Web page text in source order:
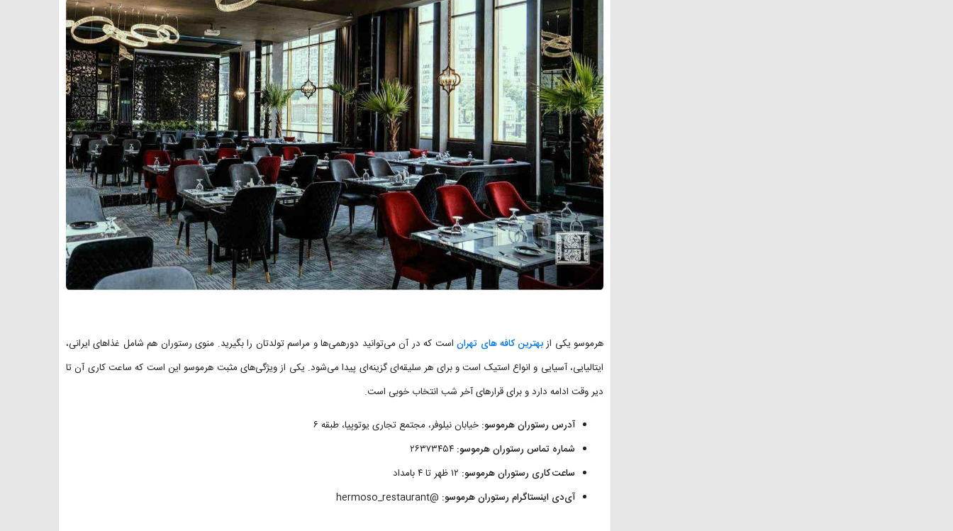
هرموسو یکی ازبهترین کافه های تهراناست که در آن می‌توانید دورهمی‌ها و مراسم تولدتان را بگیرید. منوی رستوران هم شامل غذاهای ایرانی،
ایتالیایی، آسیایی و انواع استیک است و برای هر سلیقه‌ای گزینه‌ای پیدا می‌شود. یکی از ویژگی‌های مثبت هرموسو این است که ساعت کاری آن تا
دیر وقت ادامه دارد و برای قرارهای آخر شب انتخاب خوبی است.
آدرس رستوران هرموسو: خیابان نیلوفر، مجتمع تجاری یوتوپیا، طبقه ۶
شماره تماس رستوران هرموسو:
ساعت کاری رستوران هرموسو:
آی‌دی اینستاگرام رستوران هرموسو: @hermoso_restaurant